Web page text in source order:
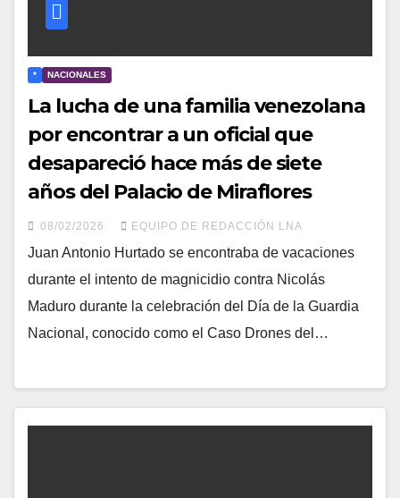
* NACIONALES
La lucha de una familia venezolana
por encontrar a un oficial que
desapareció hace más de siete
años del Palacio de Miraflores
08/02/2026 EQUIPO DE REDACCIÓN LNA
Juan Antonio Hurtado se encontraba de vacaciones
durante el intento de magnicidio contra Nicolás
Maduro durante la celebración del Día de la Guardia
Nacional, conocido como el Caso Drones del…